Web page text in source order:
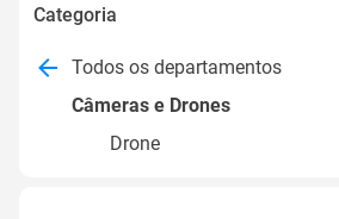
Categoria
Todos os departamentos
Câmeras e Drones
Drone